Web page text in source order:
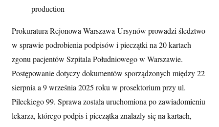
production
Prokuratura Rejonowa Warszawa-Ursynów prowadzi śledztwo
w sprawie podrobienia podpisów i pieczątki na 20 kartach
zgonu pacjentów Szpitala Południowego w Warszawie.
Postępowanie dotyczy dokumentów sporządzonych między 22
sierpnia a 9 września 2025 roku w prosektorium przy ul.
Pileckiego 99. Sprawa została uruchomiona po zawiadomieniu
lekarza, którego podpis i pieczątka znalazły się na kartach,